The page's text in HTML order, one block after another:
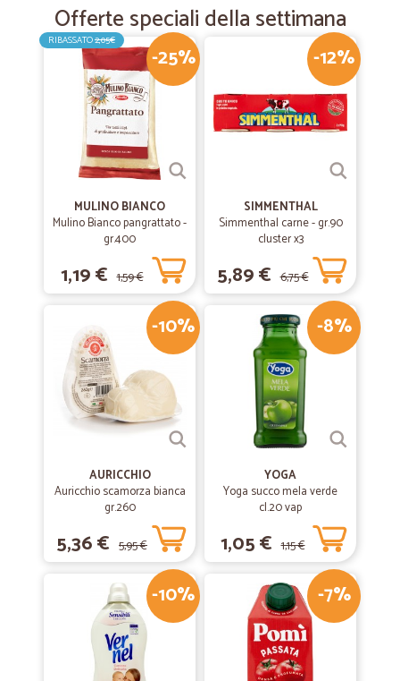
Offerte speciali della settimana
-25%
RIBASSATO2,05€
MULINO BIANCO
Mulino Bianco pangrattato -
gr.400
1,19 € 1,59 €
-12%
SIMMENTHAL
Simmenthal carne - gr.90
cluster x3
5,89 € 6,75 €
-10%
AURICCHIO
Auricchio scamorza bianca
gr.260
5,36 € 5,95 €
-8%
YOGA
Yoga succo mela verde
cl.20 vap
1,05 € 1,15 €
-10% -7%